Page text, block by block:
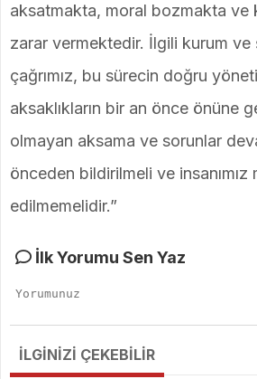
aksatmakta, moral bozmakta ve
zarar vermektedir. İlgili kurum ve
çağrımız, bu sürecin doğru
aksaklıkların bir an önce önüne
olmayan aksama ve sorunlar
önceden bildirilmeli ve insanımız
edilmemelidir.”
İlk Yorumu Sen Yaz
İLGİNİZİ ÇEKEBİLİR